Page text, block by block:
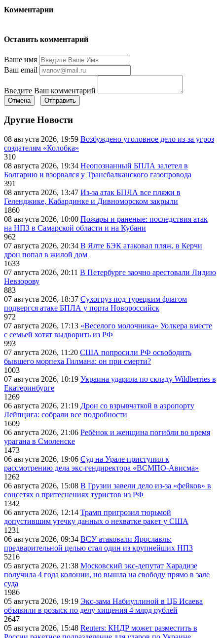
Комментарии
Оставить комментарий
Ваше имя
Ваш email
Введите Ваш комментарий
Отмена Отправить
Другие Новости
08 августа 2026, 19:59 Возбуждено уголовное дело из-за угроз
создателям «Колобка»
310
08 августа 2026, 19:34 Неопознанный БПЛА залетел в
Болгарию и взорвался у Трансбалканского газопровода
391
08 августа 2026, 13:47 Из-за атак БПЛА все пляжи в
Геленджике, Кабардинке и Дивноморском закрыли
1860
08 августа 2026, 10:00 Пожары и раненые: последствия атак
на НПЗ в Самарской области и на Кубани
962
07 августа 2026, 20:34 В Ялте БЭК атаковал пляж, в Керчи
дрон попал в жилой дом
1633
07 августа 2026, 20:11 В Петербурге заочно арестовали Лидию
Невзорову
883
07 августа 2026, 18:37 Сухогруз под турецким флагом
подвергся атаке БПЛА у порта Новороссийск
972
07 августа 2026, 17:13 «Веселого молочника» Уолкера вместе
с семьей хотят выдворить из РФ
993
07 августа 2026, 11:20 США попросили РФ освободить
бывшего морпеха Гилмана: он при смерти?
1003
07 августа 2026, 10:19 Украина ударила по складу Wildberries в
Екатеринбурге
1269
06 августа 2026, 21:19 Дрон со взрывчаткой в аэропорту
Лейпцига: собрали все подробности
1609
06 августа 2026, 21:06 Ребёнок и женщина погибли во время
урагана в Смоленске
1473
06 августа 2026, 19:06 Суд на Урале приступил к
рассмотрению дела экс-гендиректора «ВСМПО-Ависма»
1262
06 августа 2026, 15:08 В Грузии завели дело из-за «фейков» в
соцсетях о притеснениях туристов из РФ
1342
06 августа 2026, 12:14 Трамп пригрозил тюрьмой
допустившим утечку данных о нехватке ракет у США
1231
06 августа 2026, 09:34 ВСУ атаковали Ярославль:
предварительной целью стал один из крупнейших НПЗ
5216
05 августа 2026, 21:38 Московский экс-депутат Харадизе
получила 4 года колонии, но вышла на свободу прямо в зале
суда
1986
05 августа 2026, 19:19 Экс-зама Набиуллиной в ЦБ Исаева
объявили в розыск по делу хищения 4 млрд рублей
2647
05 августа 2026, 15:48 Reuters: КНДР может разместить в